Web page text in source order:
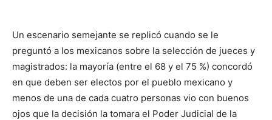
Un escenario semejante se replicó cuando se le
preguntó a los mexicanos sobre la selección de jueces y
magistrados: la mayoría (entre el 68 y el 75 %) concordó
en que deben ser electos por el pueblo mexicano y
menos de una de cada cuatro personas vio con buenos
ojos que la decisión la tomara el Poder Judicial de la